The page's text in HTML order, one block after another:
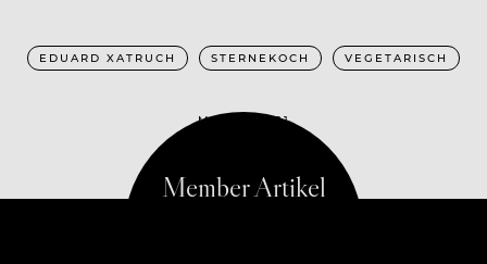
EDUARD XATRUCH STERNEKOCH VEGETARISCH
MAI 19, 2021